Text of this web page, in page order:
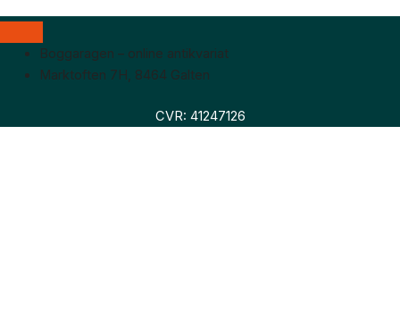
Boggaragen – online antikvariat
Marktoften 7H, 8464 Galten
CVR: 41247126